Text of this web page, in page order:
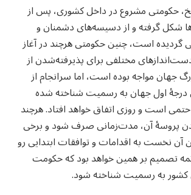
حکومتی مشروع در داخل کشوری، پس از
شکل گرفته و از دسیسه‌های دشمنان و
گردیده است، چنین حکومتی هرچند در آغاز
مختلفی برای پذیرفته‌شدن از
جهان مواجه بوده است، اما سرانجام از
اول جهان به رسمیت شناخته شده
است و روزی اتفاق خواهد افتاد. هرچند
پروسهٔ آن، مدت‌زمانی صرف شود و برخی
آن نخست به اقدامات و توافقات ابتدایی رو
تصمیم بر همین خواهد بود که حکومت
به رسمیت شناخته شود.